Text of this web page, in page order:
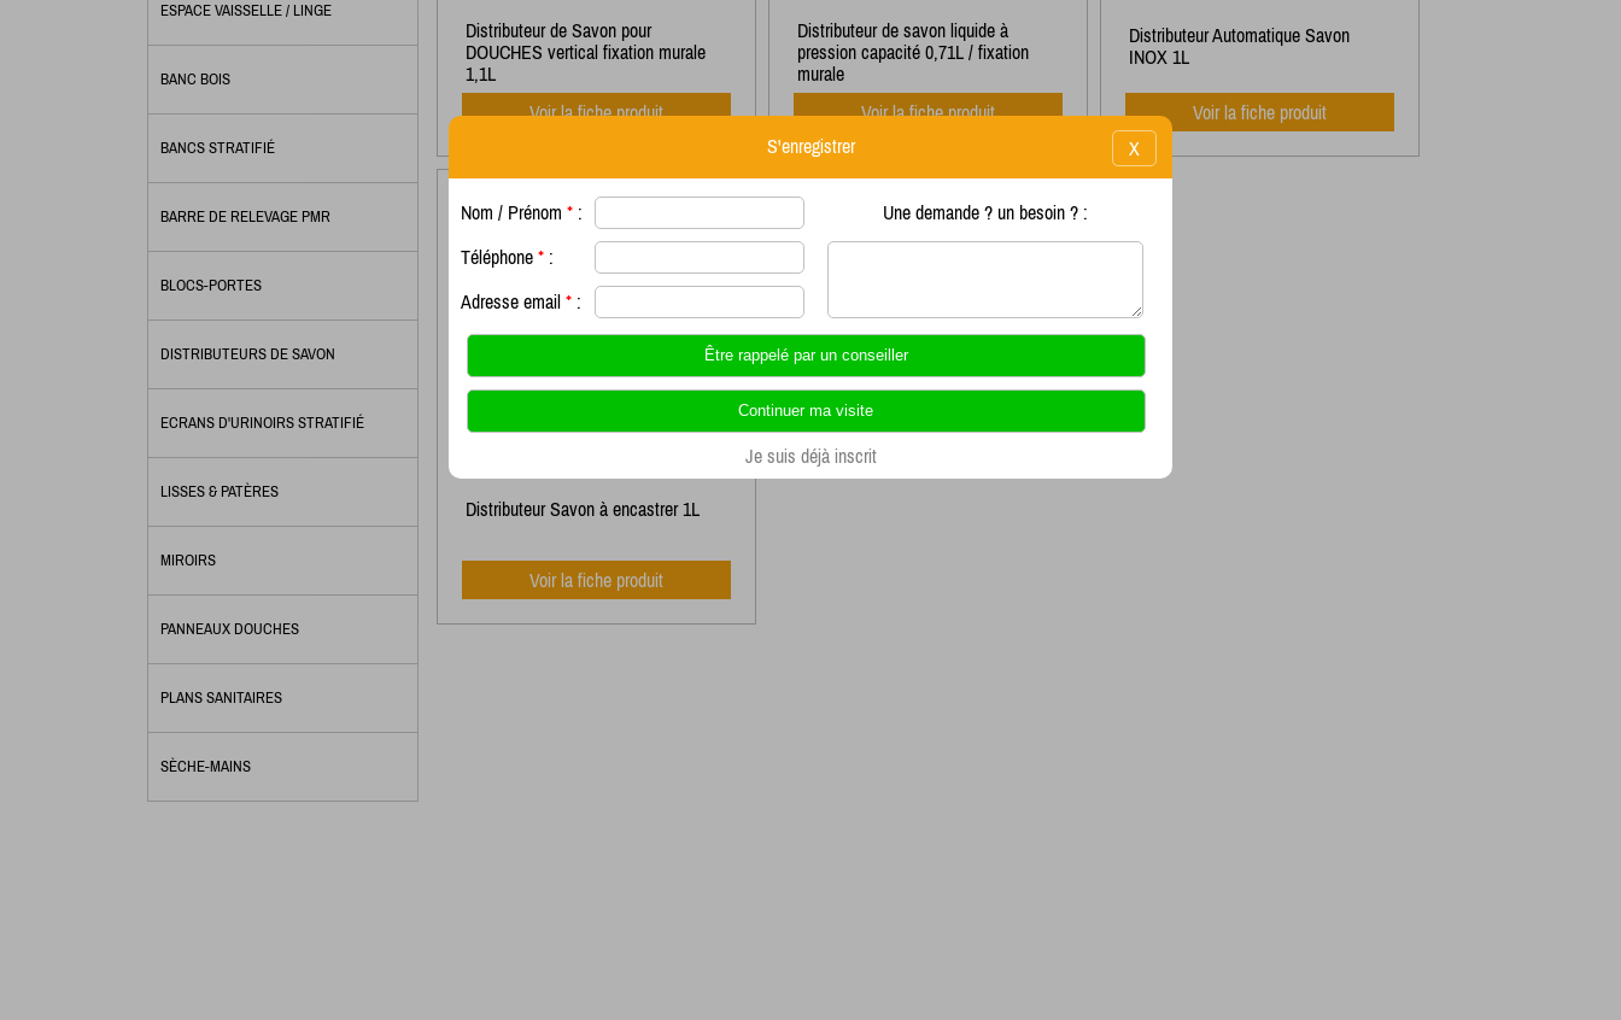
ESPACE VAISSELLE / LINGE
BANC BOIS
BANCS STRATIFIÉ
BARRE DE RELEVAGE PMR
BLOCS-PORTES
DISTRIBUTEURS DE SAVON
ECRANS D'URINOIRS STRATIFIÉ
LISSES & PATÈRES
MIROIRS
PANNEAUX DOUCHES
PLANS SANITAIRES
SÈCHE-MAINS
Distributeur de Savon pour
DOUCHES vertical fixation murale
1,1L
Voir la fiche produit
Distributeur de savon liquide à
pression capacité 0,71L / fixation
murale
Voir la fiche produit
Distributeur Automatique Savon
INOX 1L
Voir la fiche produit
DISTRIBUTEUR SAVON À
ENCASTRER
Distributeur Savon à encastrer 1L
Voir la fiche produit
X
S'enregistrer
Nom / Prénom * :
Téléphone * :
Adresse email * :
Une demande ? un besoin ? :
Je suis déjà inscrit